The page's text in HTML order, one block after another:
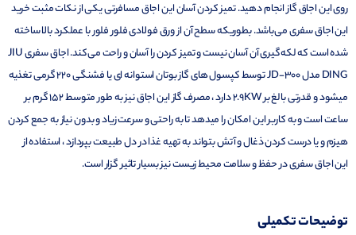
روی این اجاق گاز انجام دهید. تمیز کردن آسان این اجاق مسافرتی یکی از نکات مثبت خرید
این اجاق سفری می‌باشد. بطوریکه سطح آن از ورق فولادی فلور فلور با عملکرد بالا ساخته
شده است که لکه‌گیری آن آسان نیست و تمیز کردن را آسان و راحت می‌کند. اجاق سفری JIU
DING مدل JD-300 توسط کپسول های گاز بوتان استوانه ای یا فشنگی 220 گرمی تغذیه
میشود و قدرتی بالغ بر 2.9KW دارد ، مصرف گاز این اجاق نیز به طور متوسط 152 گرم بر
ساعت است و به کاربر این امکان را میدهد تا به راحتی و سرعت زیاد و بدون نیاز به جمع کردن
هیزم و یا درست کردن ذغال و آتش بتواند به تهیه غذا در دل طبیعت بپردازد ، استفاده از
این اجاق سفری در حفظ و سلامت محیط زیست نیز بسیار تاثیر گزار است.
توضیحات تکمیلی